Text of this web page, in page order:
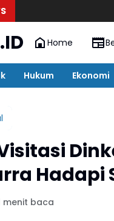
Home
Hukum Ekonomi
Hadapi
menit baca